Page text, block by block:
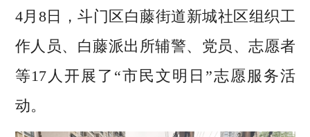
4月8日，斗门区白藤街道新城社区组织工
作人员、白藤派出所辅警、党员、志愿者
等17人开展了“市民文明日”志愿服务活
动。